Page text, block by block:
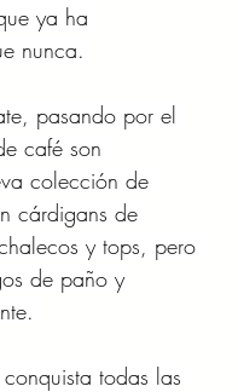
ya ha
nunca.
pasando por el
café son
colección de
cárdigans de
y tops, pero
de paño y
todas las